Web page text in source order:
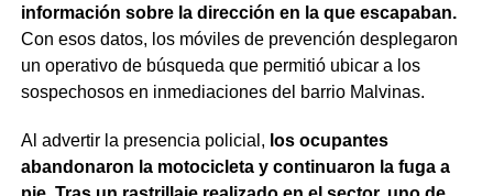
información sobre la dirección en la que escapaban.
Con esos datos, los móviles de prevención desplegaron
un operativo de búsqueda que permitió ubicar a los
sospechosos en inmediaciones del barrio Malvinas.
Al advertir la presencia policial, los ocupantes
abandonaron la motocicleta y continuaron la fuga a